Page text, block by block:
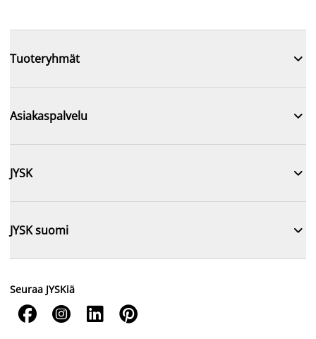
Tuoteryhmät 
Asiakaspalvelu 
JYSK 
JYSK suomi 
Seuraa JYSKiä
   